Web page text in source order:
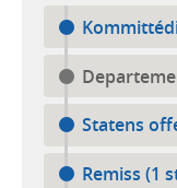
Statens
Remiss (1